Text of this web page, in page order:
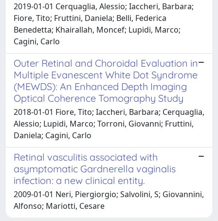
2019-01-01 Cerquaglia, Alessio; Iaccheri, Barbara;
Fiore, Tito; Fruttini, Daniela; Belli, Federica
Benedetta; Khairallah, Moncef; Lupidi, Marco;
Cagini, Carlo
Outer Retinal and Choroidal Evaluation in
Multiple Evanescent White Dot Syndrome
(MEWDS): An Enhanced Depth Imaging
Optical Coherence Tomography Study
2018-01-01 Fiore, Tito; Iaccheri, Barbara; Cerquaglia,
Alessio; Lupidi, Marco; Torroni, Giovanni; Fruttini,
Daniela; Cagini, Carlo
Retinal vasculitis associated with
asymptomatic Gardnerella vaginalis
infection: a new clinical entity.
2009-01-01 Neri, Piergiorgio; Salvolini, S; Giovannini,
Alfonso; Mariotti, Cesare